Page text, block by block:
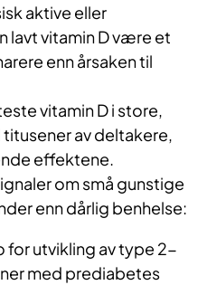
aktive eller
lavt vitamin D være et
enn årsaken til
vitamin D i store,
av deltakere,
effektene.
om små gunstige
enn dårlig benhelse:
for utvikling av type 2-
med prediabetes